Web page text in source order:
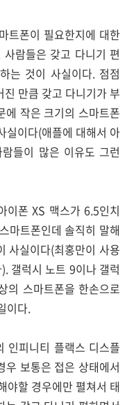
트폰이 필요한지에 대한
람들은 갖고 다니기 편
는 것이 사실이다. 점점
만큼 갖고 다니기가 부
에 작은 크기의 스마트폰
실이다(애플에 대해서 아
들이 많은 이유도 그런
이폰 XS 맥스가 6.5인치
마트폰인데 솔직히 말해
사실이다(최홍만이 사용
갤럭시 노트 9이나 갤럭
의 스마트폰을 한손으로
이다.
인피니티 플랙스 디스플
우 보통은 접은 상태에서
야할 경우에만 펼쳐서 태